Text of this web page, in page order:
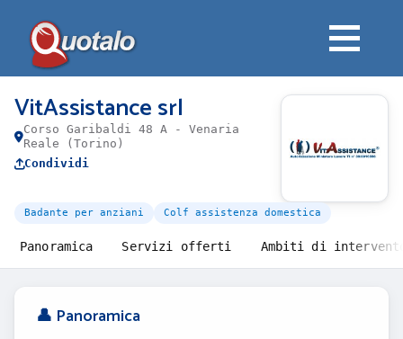
VitAssistance srl
Corso Garibaldi 48 A - Venaria
Reale (Torino)
Condividi
Badante per anziani Colf assistenza domestica
Panoramica Servizi offerti Ambiti di
👤 Panoramica